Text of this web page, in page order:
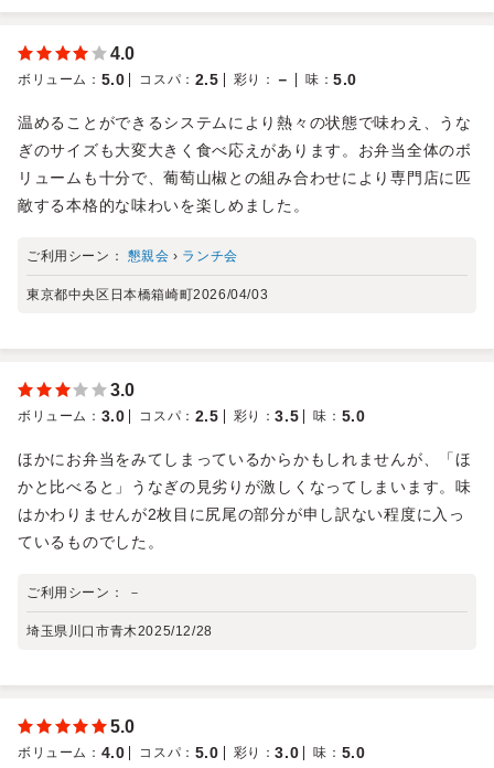
4.0
ボリューム ： 5.0 コスパ ： 2.5 彩り ： － 味 ：5.0
温めることができるシステムにより熱々の状態で味わえ、うな
ぎのサイズも大変大きく食べ応えがあります。お弁当全体のボ
リュームも十分で、葡萄山椒との組み合わせにより専門店に匹
敵する本格的な味わいを楽しめました。
ご利用シーン： 懇親会 › ランチ会
東京都中央区日本橋箱崎町2026/04/03
3.0
ボリューム ： 3.0 コスパ ： 2.5 彩り ：3.5 味 ： 5.0
ほかにお弁当をみてしまっているからかもしれませんが、「ほ
かと比べると」うなぎの見劣りが激しくなってしまいます。味
はかわりませんが2枚目に尻尾の部分が申し訳ない程度に入っ
ているものでした。
ご利用シーン： －
埼玉県川口市青木2025/12/28
5.0
ボリューム ： 4.0 コスパ ： 5.0 彩り ：3.0 味 ： 5.0